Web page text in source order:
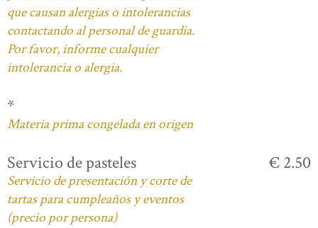
que causan alergias o intolerancias
contactando al personal de guardia.
Por favor, informe cualquier
intolerancia o alergia.
*
Materia prima congelada en origen
Servicio de pasteles
Servicio de presentación y corte de
tartas para cumpleaños y eventos
(precio por persona)
€ 2.50